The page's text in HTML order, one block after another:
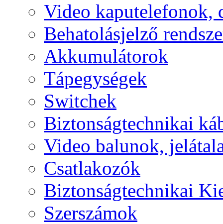
Video kaputelefonok,
Behatolásjelző
Akkumulátorok
Tápegységek
Switchek
Biztonságtechnikai
Video balunok,
Csatlakozók
Biztonságtechnikai
Szerszámok